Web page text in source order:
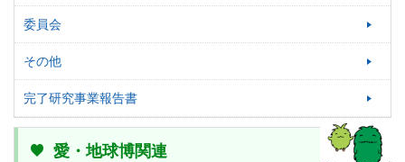
委員会
その他
完了研究事業報告書
愛・地球博関連